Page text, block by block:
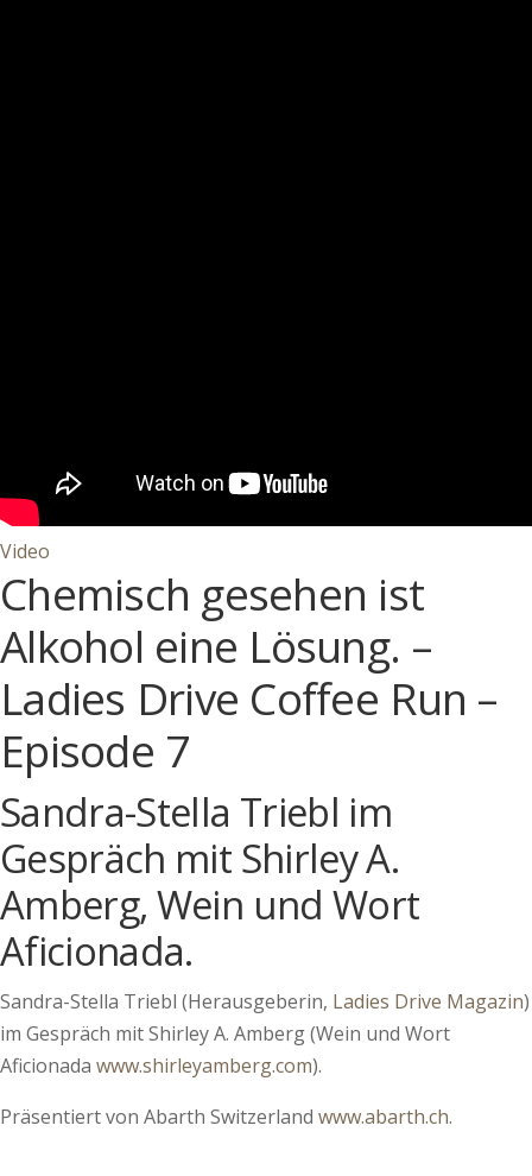
Video
Chemisch gesehen ist
Alkohol eine Lösung. –
Ladies Drive Coffee Run –
Episode 7
Sandra-Stella Triebl im
Gespräch mit Shirley A.
Amberg, Wein und Wort
Aficionada.
Sandra-Stella Triebl (Herausgeberin, Ladies Drive Magazin)
im Gespräch mit Shirley A. Amberg (Wein und Wort
Aficionada www.shirleyamberg.com).
Präsentiert von Abarth Switzerland www.abarth.ch.